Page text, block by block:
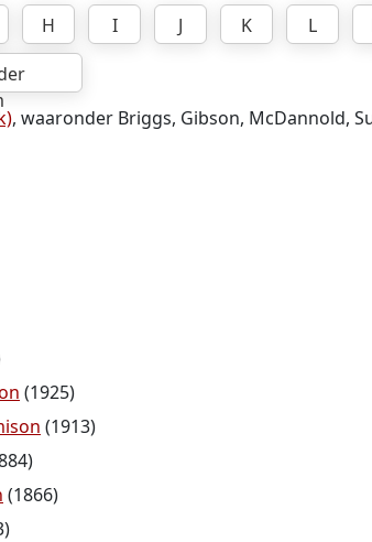
H I J K L
, waaronder Briggs, Gibson, McDannold,
(1925)
(1913)
(1866)